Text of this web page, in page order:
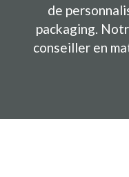
de
packaging.
conseiller en